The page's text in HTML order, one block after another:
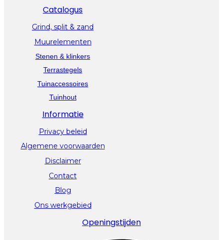
Catalogus
Grind, split & zand
Muurelementen
Stenen & klinkers
Terrastegels
Tuinaccessoires
Tuinhout
Informatie
Privacy beleid
Algemene voorwaarden
Disclaimer
Contact
Blog
Ons werkgebied
Openingstijden